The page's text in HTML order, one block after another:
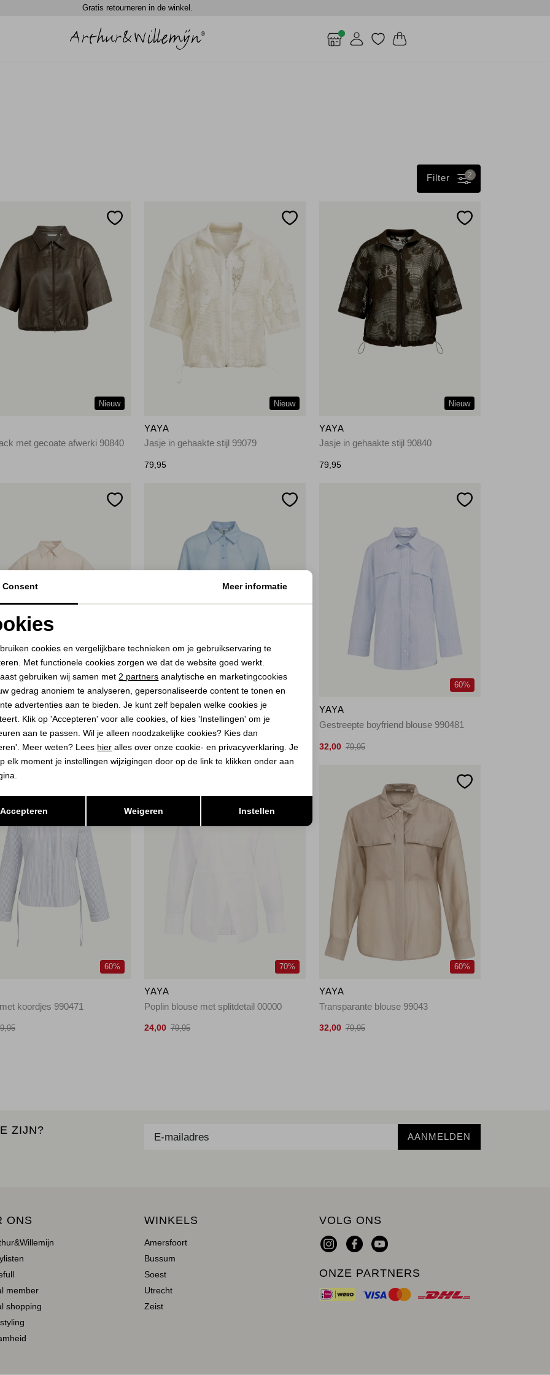
Gratis retourneren in de winkel.
2
Filter
Nieuw
met gecoate afwerki 90840
Nieuw
YAYA
Jasje in gehaakte stijl 99079
79,95
Nieuw
YAYA
Jasje in gehaakte stijl 90840
79,95
with sleeve detail 99067
YAYA
Batwing blouse with cut seams 99073
35,00 69,95
60%
YAYA
Gestreepte boyfriend blouse 990481
32,00 79,95
60%
koordjes 990471
70%
YAYA
Poplin blouse met splitdetail 00000
24,00 79,95
60%
YAYA
Transparante blouse 99043
32,00 79,95
ZIJN?
AANMELDEN
ONS
member
shopping
WINKELS
Amersfoort
Bussum
Soest
Utrecht
Zeist
VOLG ONS
ONZE PARTNERS
Analytische cookies Marketing cookies
Consent Meer informatie
cookies en vergelijkbare technieken om je gebruikservaring te
Met functionele cookies zorgen we dat de website goed werkt.
gebruiken wij samen met 2 partners analytische en marketingcookies
gedrag anoniem te analyseren, gepersonaliseerde content te tonen en
advertenties aan te bieden. Je kunt zelf bepalen welke cookies je
Klik op 'Accepteren' voor alle cookies, of kies 'Instellingen' om je
aan te passen. Wil je alleen noodzakelijke cookies? Kies dan
Meer weten? Lees hier alles over onze cookie- en privacyverklaring. Je
elk moment je instellingen wijzigingen door op de link te klikken onder aan
Accepteren Weigeren Instellen